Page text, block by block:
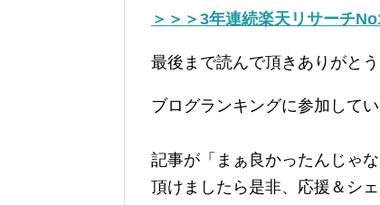
＞＞＞3年連続楽天リサーチ
最後まで読んで頂きありがとう
ブログランキングに参加してい
記事が「まぁ良かったんじゃ
頂けましたら是非、応援＆シ